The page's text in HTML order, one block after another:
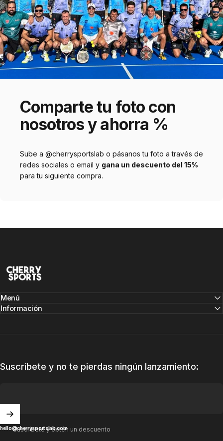
Compartetu foto con
nosotrosyahorra %
Sube a @cherrysportslab o pásanos tu foto a través de
redes sociales o email y gana un descuento del 15%
para tu siguiente compra.
Menú
Información
Suscríbete y no te pierdas ningún lanzamiento:
Suscríbete y obtén un descuento
hello@cherrysportslab.com